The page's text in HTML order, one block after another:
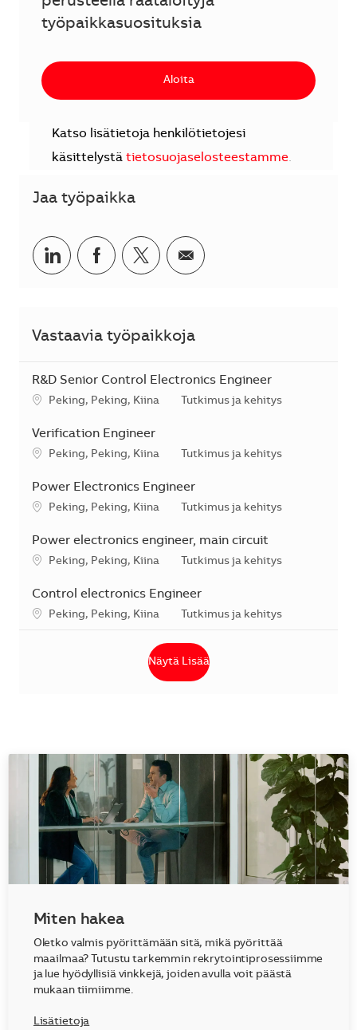
työpaikkasuosituksia
Aloita
Katso lisätietoja henkilötietojesi
käsittelystä tietosuojaselosteestamme.
Jaa työpaikka
Jaa LinkedInissä
Jaa Facebookissa
Jaa Twitterissä
Jaa sähköpostilla
Vastaavia työpaikkoja
R&D Senior Control Electronics Engineer
SijaintiPeking, Peking, Kiina Kategoria
Tutkimus ja kehitys
Verification Engineer
SijaintiPeking, Peking, Kiina Kategoria
Tutkimus ja kehitys
Power Electronics Engineer
SijaintiPeking, Peking, Kiina Kategoria
Tutkimus ja kehitys
Power electronics engineer, main circuit
SijaintiPeking, Peking, Kiina Kategoria
Tutkimus ja kehitys
Control electronics Engineer
SijaintiPeking, Peking, Kiina Kategoria
Tutkimus ja kehitys
Näytä Lisää
Miten hakea
Oletko valmis pyörittämään sitä, mikä pyörittää
maailmaa? Tutustu tarkemmin rekrytointiprosessiimme
ja lue hyödyllisiä vinkkejä, joiden avulla voit päästä
mukaan tiimiimme.
Lisätietoja